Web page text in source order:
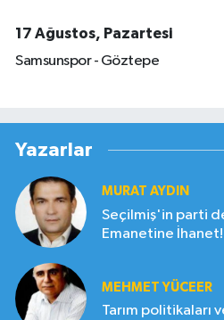
17 Ağustos, Pazartesi
Samsunspor - Göztepe
Yazarlar
MURAT AYDIN
Seçilmiş'in parti
Emanetine İhanet!
MEHMET YÜCEER
Tarım politikaları